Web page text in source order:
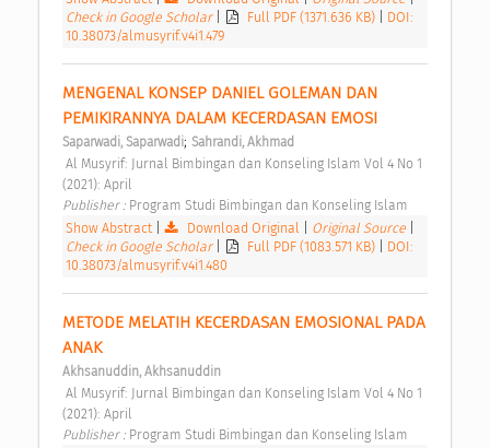
Check in Google Scholar
Full PDF (1371.636 KB)
DOI:
10.38073/almusyrif.v4i1.479
MENGENAL KONSEP DANIEL GOLEMAN DAN
PEMIKIRANNYA DALAM KECERDASAN EMOSI
Saparwadi, Saparwadi; Sahrandi, Akhmad
(2021): April
Publisher : Program Studi Bimbingan dan Konseling Islam
Show Abstract| Download Original Original Source
Check in Google Scholar
Full PDF (1083.571 KB)
DOI:
10.38073/almusyrif.v4i1.480
METODE MELATIH KECERDASAN EMOSIONAL PADA
ANAK
Akhsanuddin, Akhsanuddin
(2021): April
Publisher : Program Studi Bimbingan dan Konseling Islam